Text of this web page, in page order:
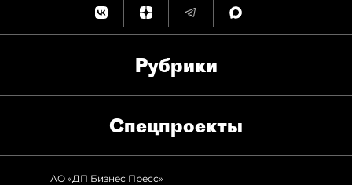
Рубрики
Спец­проекты
АО «ДП Бизнес Пресс»